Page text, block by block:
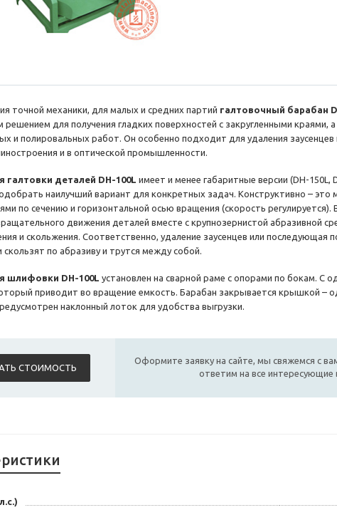
точной механики, для малых и средних партий галтовочный барабан
решением для получения гладких поверхностей с закругленными краями,
и полировальных работ. Он особенно подходит для удаления
и в оптической промышленности.
галтовки деталей DH-100L имеет и менее габаритные версии (DH-150L,
наилучший вариант для конкретных задач. Конструктивно – это
по сечению и горизонтальной осью вращения (скорость регулируется).
движения деталей вместе с крупнозернистой абразивной
и скольжения. Соответственно, удаление заусенцев или последующая
скользят по абразиву и трутся между собой.
шлифовки DH-100L установлен на сварной раме с опорами по бокам. С
приводит во вращение емкость. Барабан закрывается крышкой –
наклонный лоток для удобства выгрузки.
СТОИМОСТЬ
Оформите заявку на сайте, мы свяжемся с
ответим на все интересующие